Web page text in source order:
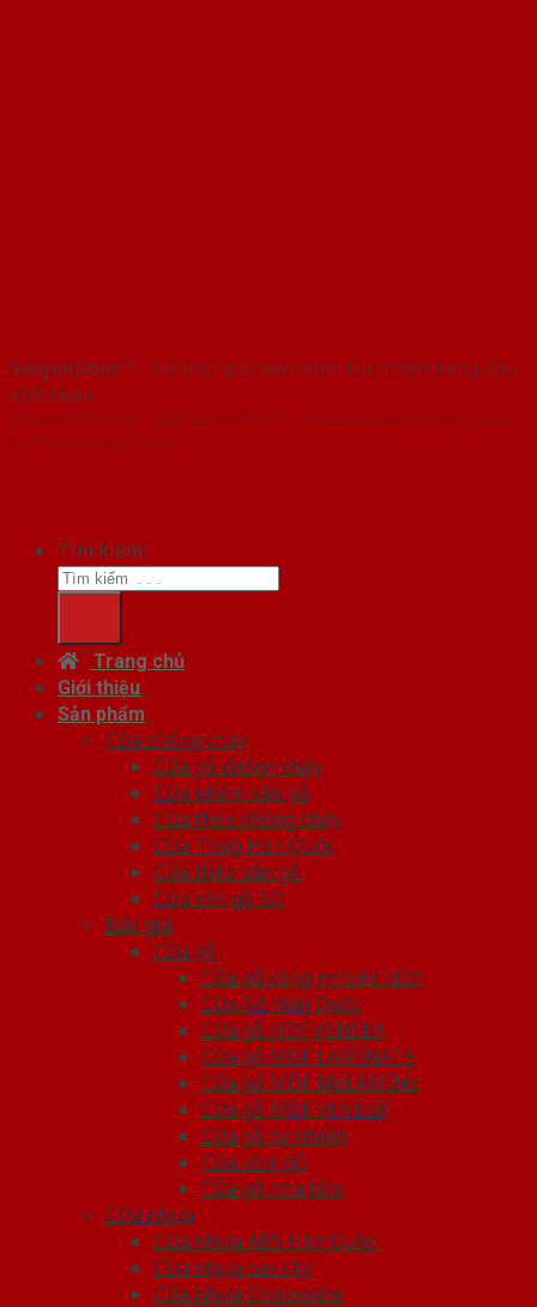
SaigonDoor™ - Hệ thống Showroom cửa nhôm hàng đầu
Việt Nam
Copyright ⓒ 2016 – 2026 SaigonDoor™ - www.bancuanhom.com | Đơn
vị chủ quản SaigonDoor
Tìm kiếm:
Trang chủ
Giới thiệu
Sản phẩm
Cửa chống cháy
Cửa gỗ chống cháy
Cửa nhôm vân gỗ
Cửa thép chống cháy
Cửa Thép Hàn Quốc
Cửa thép vân gỗ
Cửa vân gỗ 5D
Báo giá
Cửa gỗ
Cửa gỗ công nghiệp HDF
Cửa Gỗ Hàn Quốc
Cửa gỗ HDF VENEER
Cửa gỗ MDF LAMINATE
Cửa gỗ MDF MELAMINE
Cửa gỗ MDF VENEER
Cửa gỗ tự nhiên
Cửa vòm gỗ
Cửa gỗ nhà tắm
Cửa nhựa
Cửa nhựa ABS Hàn Quốc
Cửa nhựa cao cấp
Cửa nhựa Composite